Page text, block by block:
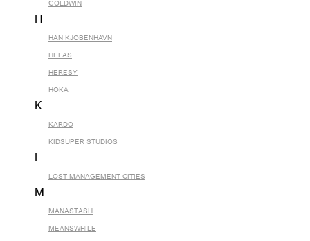
GOLDWIN
H
HAN KJOBENHAVN
HELAS
HERESY
HOKA
K
KARDO
KIDSUPER STUDIOS
L
LOST MANAGEMENT CITIES
M
MANASTASH
MEANSWHILE